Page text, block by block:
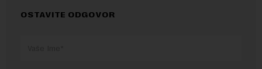
OSTAVITE ODGOVOR